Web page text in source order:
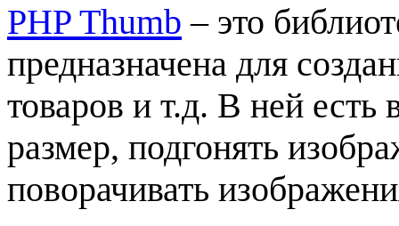
PHP Thumb – это
предназначена для
товаров и т.д. В ней есть
размер, подгонять
поворачивать